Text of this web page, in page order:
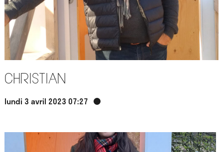
Christian
lundi 3 avril 2023 07:27